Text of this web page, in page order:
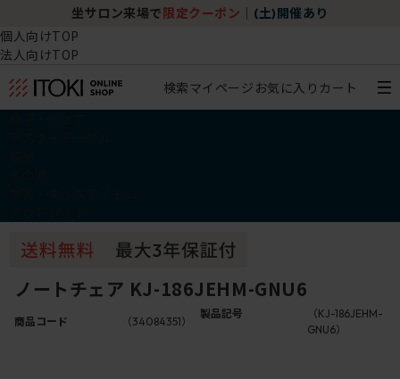
坐サロン来場で 限定クーポン (土)開催あり
個人向けTOP
法人向けTOP
検索マイページ お気に入り カート
ノートチェア KJ-186JEHM-GNU6
商品コード （34084351）
製品記号
（KJ-186JEHM-
GNU6）